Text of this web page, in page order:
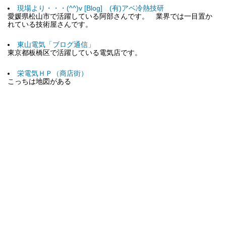
現場より・・・(^^)v [Blog] (有)アベ冷熱技研
愛媛県松山市で活躍している阿部さんです。 業界では一目置か
れている技術屋さんです。
東山電気「ブログ通信」
東京都板橋区で活躍している電気店です。
栄電気ＨＰ（商店街）
こっちは地図がある